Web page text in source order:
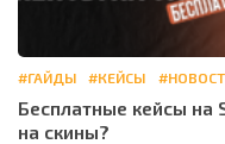
#ГАЙДЫ #КЕЙСЫ
Бесплатные кейсы на
на скины?